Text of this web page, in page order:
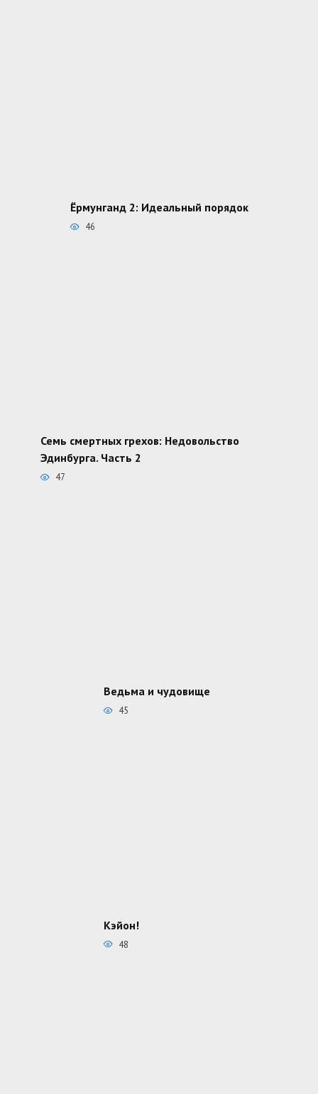
Ёрмунганд 2: Идеальный порядок
46
Семь смертных грехов: Недовольство
Эдинбурга. Часть 2
47
Ведьма и чудовище
45
Кэйон!
48